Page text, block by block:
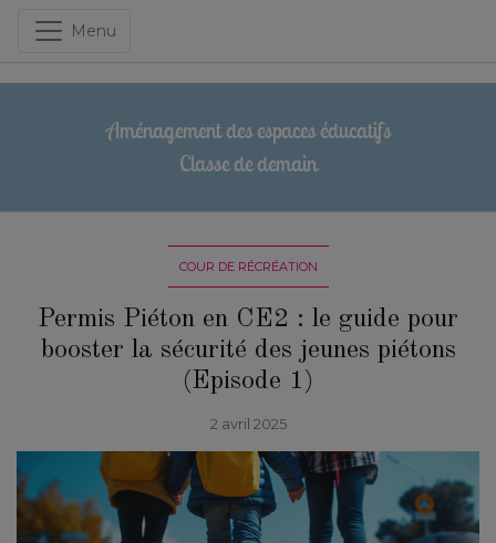
Menu
Aménagement des espaces éducatifs
Classe de demain
COUR DE RÉCRÉATION
Permis Piéton en CE2 : le guide pour
booster la sécurité des jeunes piétons
(Episode 1)
2 avril 2025